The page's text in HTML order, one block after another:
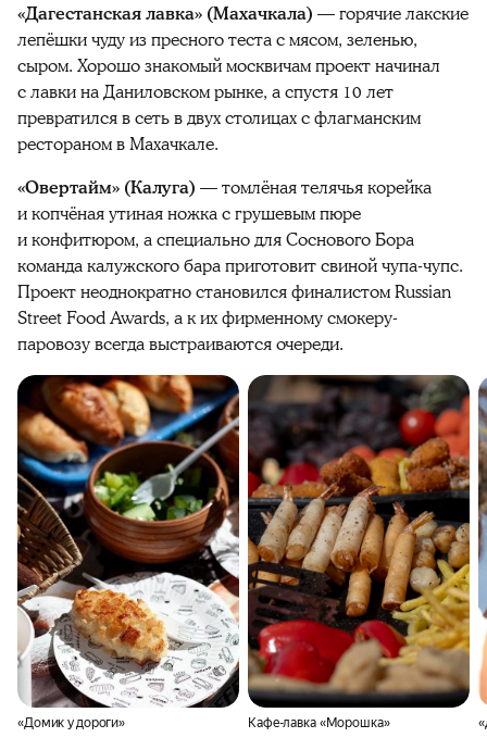
«Дагестанская лавка» (Махачкала) — горячие лакские
лепёшки чуду из пресного теста с мясом, зеленью,
сыром. Хорошо знакомый москвичам проект начинал
с лавки на Даниловском рынке, а спустя 10 лет
превратился в сеть в двух столицах с флагманским
рестораном в Махачкале.
«Овертайм» (Калуга) — томлёная телячья корейка
и копчёная утиная ножка с грушевым пюре
и конфитюром, а специально для Соснового Бора
команда калужского бара приготовит свиной чупа-чупс.
Проект неоднократно становился финалистом Russian
Street Food Awards, а к их фирменному смокеру-
паровозу всегда выстраиваются очереди.
«Домик у дороги» Кафе-лавка «Морошка»